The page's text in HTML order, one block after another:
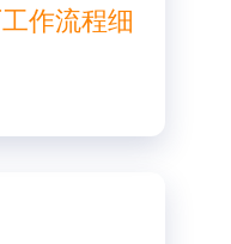
作流程细